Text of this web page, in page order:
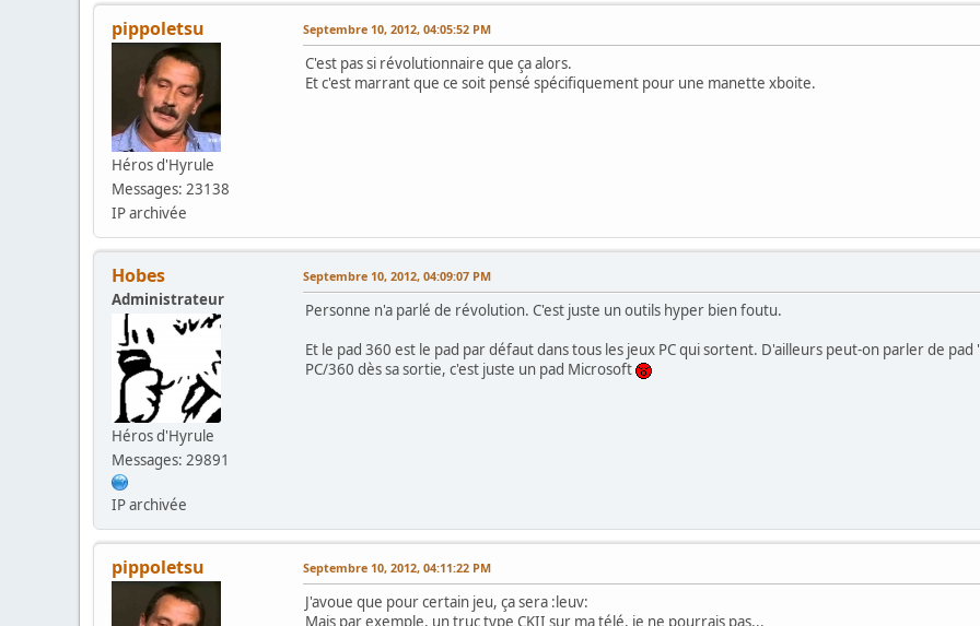
pippoletsu
Héros d'Hyrule
Messages: 23138
IP archivée
Septembre 10, 2012, 04:05:52 PM
C'est pas si révolutionnaire que ça alors.
Et c'est marrant que ce soit pensé spécifiquement pour une manette xboite.
Hobes
Administrateur
Héros d'Hyrule
Messages: 29891
IP archivée
Septembre 10, 2012, 04:09:07 PM
Personne n'a parlé de révolution. C'est juste un outils hyper bien foutu.
Et le pad 360 est le pad par défaut dans tous les jeux PC qui sortent. D'ailleurs peut-on parler de
PC/360 dès sa sortie, c'est juste un pad Microsoft
pippoletsu Septembre 10, 2012, 04:11:22 PM
J'avoue que pour certain jeu, ça sera :leuv:
Mais par exemple, un truc type CKII sur ma télé, je ne pourrais pas...